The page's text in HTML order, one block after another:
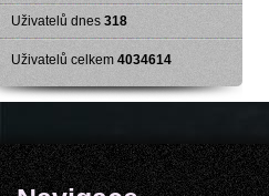
Uživatelů dnes 318
Uživatelů celkem 4034614